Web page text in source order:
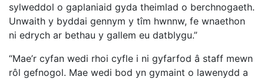
sylweddol o gaplaniaid gyda theimlad o berchnogaeth.
Unwaith y byddai gennym y tîm hwnnw, fe wnaethon
ni edrych ar bethau y gallem eu datblygu.”
“Mae’r cyfan wedi rhoi cyfle i ni gyfarfod â staff mewn
rôl gefnogol. Mae wedi bod yn gymaint o lawenydd a